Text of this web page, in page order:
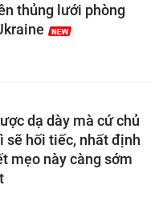
thủng lưới phòng
dạ dày mà cứ chủ
sẽ hối tiếc, nhất định
mẹo này càng sớm